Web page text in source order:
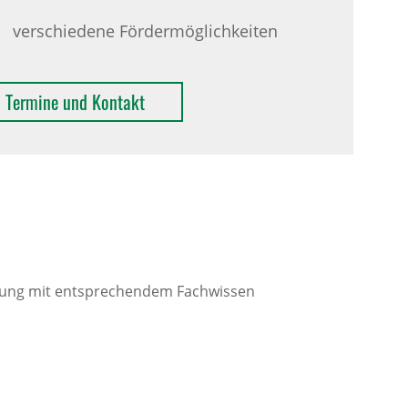
verschiedene Fördermöglichkeiten
Termine und Kontakt
mit entsprechendem Fachwissen